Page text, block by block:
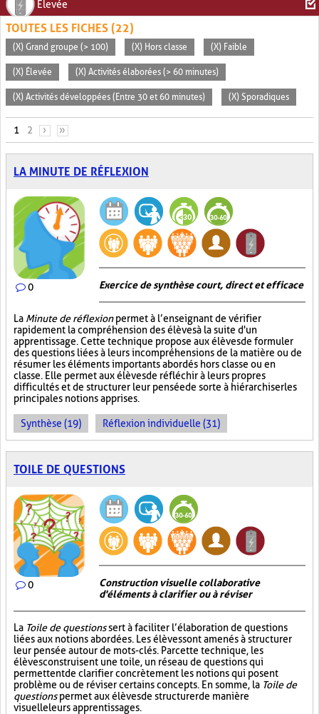
Élevée
TOUTES LES FICHES (22)
(X) Grand groupe (> 100) (X) Hors classe (X) Faible
(X) Élevée (X) Activités élaborées (> 60 minutes)
(X) Activités développées (Entre 30 et 60 minutes) (X) Sporadiques
PAGES
1 2 › »
LA MINUTE DE RÉFLEXION
0 Exercice de synthèse court, direct et efficace
La Minute de réflexionpermet à l’enseignant de vérifier
rapidement la compréhension des élèves à la suite d'un
apprentissage. Cette technique propose aux élèves de formuler
des questions liées à leurs incompréhensions de la matière ou de
résumer les éléments importants abordés hors classe ou en
classe. Elle permet aux élèves de réfléchir à leurs propres
difficultés et de structurer leur pensée de sorte à hiérarchiser les
principales notions apprises.
Synthèse (19) Réflexion individuelle (31)
TOILE DE QUESTIONS
0
Construction visuelle collaborative
d'éléments à clarifier ou à réviser
La Toile de questionssert à faciliter l’élaboration de questions
liées aux notions abordées. Les élèves sont amenés à structurer
leur pensée autour de mots-clés. Par cette technique, les
élèves construisent une toile, un réseau de questions qui
permettent de clarifier concrètement les notions qui posent
problème ou de réviser certains concepts. En somme, la Toile de
questionspermet aux élèves de structurer de manière
visuelle leurs apprentissages.